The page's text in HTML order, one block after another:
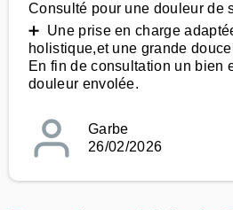
Consulté pour une douleur de
➕ Une prise en charge
holistique,et une grande
En fin de consultation un bien
douleur envolée.
Garbe
26/02/2026